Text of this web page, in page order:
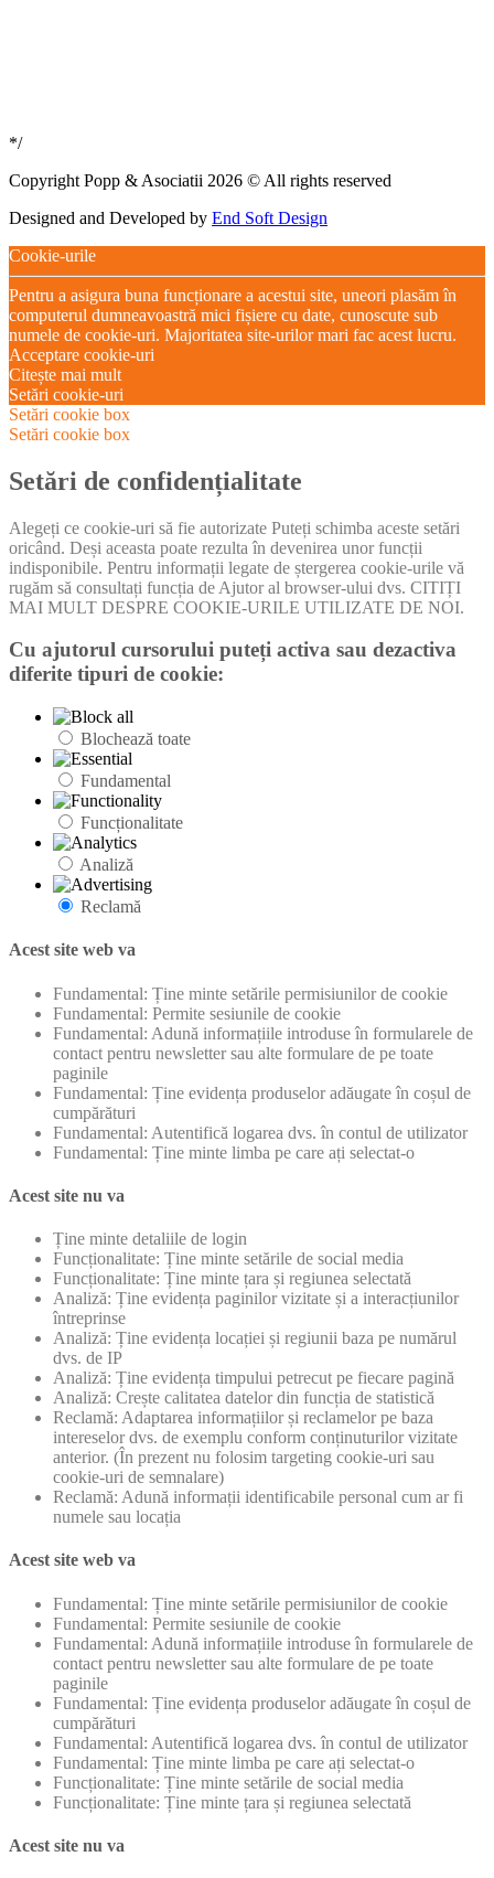
*/
Copyright Popp & Asociatii 2026 © All rights reserved
Designed and Developed by End Soft Design
Cookie-urile
Pentru a asigura buna funcționare a acestui site, uneori plasăm în
computerul dumneavoastră mici fișiere cu date, cunoscute sub
numele de cookie-uri. Majoritatea site-urilor mari fac acest lucru.
Acceptare cookie-uri
Citește mai mult
Setări cookie-uri
Setări cookie box
Setări cookie box
Setări de confidențialitate
Alegeți ce cookie-uri să fie autorizate Puteți schimba aceste setări
oricând. Deși aceasta poate rezulta în devenirea unor funcții
indisponibile. Pentru informații legate de ștergerea cookie-urile vă
rugăm să consultați funcția de Ajutor al browser-ului dvs. CITIȚI
MAI MULT DESPRE COOKIE-URILE UTILIZATE DE NOI.
Cu ajutorul cursorului puteți activa sau dezactiva
diferite tipuri de cookie:
Blochează toate
Fundamental
Funcționalitate
Analiză
Reclamă
Acest site web va
Fundamental: Ține minte setările permisiunilor de cookie
Fundamental: Permite sesiunile de cookie
Fundamental: Adună informațiile introduse în formularele de
contact pentru newsletter sau alte formulare de pe toate
paginile
Fundamental: Ține evidența produselor adăugate în coșul de
cumpărături
Fundamental: Autentifică logarea dvs. în contul de utilizator
Fundamental: Ține minte limba pe care ați selectat-o
Acest site nu va
Ține minte detaliile de login
Funcționalitate: Ține minte setările de social media
Funcționalitate: Ține minte țara și regiunea selectată
Analiză: Ține evidența paginilor vizitate și a interacțiunilor
întreprinse
Analiză: Ține evidența locației și regiunii baza pe numărul
dvs. de IP
Analiză: Ține evidența timpului petrecut pe fiecare pagină
Analiză: Crește calitatea datelor din funcția de statistică
Reclamă: Adaptarea informațiilor și reclamelor pe baza
intereselor dvs. de exemplu conform conținuturilor vizitate
anterior. (În prezent nu folosim targeting cookie-uri sau
cookie-uri de semnalare)
Reclamă: Adună informații identificabile personal cum ar fi
numele sau locația
Acest site web va
Fundamental: Ține minte setările permisiunilor de cookie
Fundamental: Permite sesiunile de cookie
Fundamental: Adună informațiile introduse în formularele de
contact pentru newsletter sau alte formulare de pe toate
paginile
Fundamental: Ține evidența produselor adăugate în coșul de
cumpărături
Fundamental: Autentifică logarea dvs. în contul de utilizator
Fundamental: Ține minte limba pe care ați selectat-o
Funcționalitate: Ține minte setările de social media
Funcționalitate: Ține minte țara și regiunea selectată
Acest site nu va